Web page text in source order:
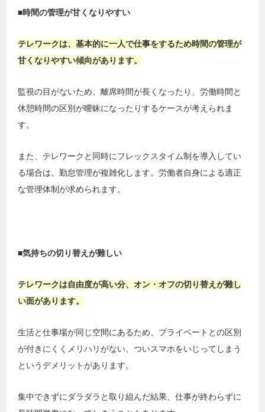
■時間の管理が甘くなりやすい
テレワークは、基本的に一人で仕事をするため時間の管理が
甘くなりやすい傾向があります。
監視の目がないため、離席時間が長くなったり、労働時間と
休憩時間の区別が曖昧になったりするケースが考えられま
す。
また、テレワークと同時にフレックスタイム制を導入してい
る場合は、勤怠管理が複雑化します。労働者自身による適正
な管理体制が求められます。
■気持ちの切り替えが難しい
テレワークは自由度が高い分、オン・オフの切り替えが難し
い面があります。
生活と仕事場が同じ空間にあるため、プライベートとの区別
が付きにくくメリハリがない、ついスマホをいじってしまう
というデメリットがあります。
集中できずにダラダラと取り組んだ結果、仕事が終わらずに